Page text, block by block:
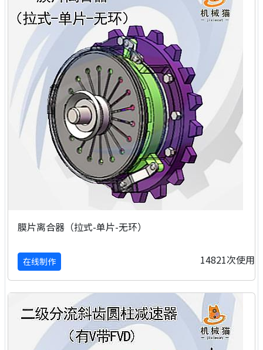
膜片离合器（拉式-单片-无环）
在线制作 14821次使用